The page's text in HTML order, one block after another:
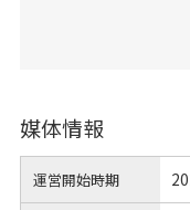
媒体情報
運営開始時期